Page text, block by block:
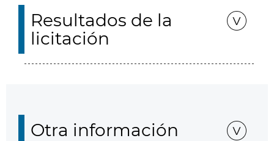
Resultados de la
licitación
Otra información